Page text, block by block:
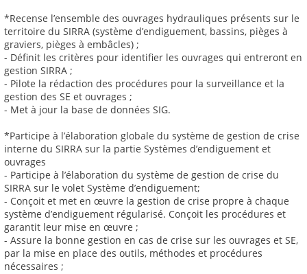
*Recense l’ensemble des ouvrages hydrauliques présents sur le
territoire du SIRRA (système d’endiguement, bassins, pièges à
graviers, pièges à embâcles) ;
- Définit les critères pour identifier les ouvrages qui entreront en
gestion SIRRA ;
- Pilote la rédaction des procédures pour la surveillance et la
gestion des SE et ouvrages ;
- Met à jour la base de données SIG.
*Participe à l’élaboration globale du système de gestion de crise
interne du SIRRA sur la partie Systèmes d’endiguement et
ouvrages
- Participe à l’élaboration du système de gestion de crise du
SIRRA sur le volet Système d’endiguement;
- Conçoit et met en œuvre la gestion de crise propre à chaque
système d’endiguement régularisé. Conçoit les procédures et
garantit leur mise en œuvre ;
- Assure la bonne gestion en cas de crise sur les ouvrages et SE,
par la mise en place des outils, méthodes et procédures
nécessaires ;